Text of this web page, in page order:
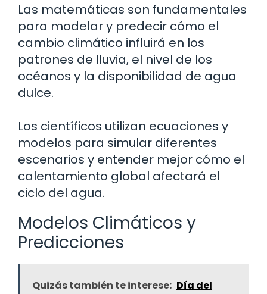
Las matemáticas son fundamentales
para modelar y predecir cómo el
cambio climático influirá en los
patrones de lluvia, el nivel de los
océanos y la disponibilidad de agua
dulce.
Los científicos utilizan ecuaciones y
modelos para simular diferentes
escenarios y entender mejor cómo el
calentamiento global afectará el
ciclo del agua.
Modelos Climáticos y
Predicciones
Quizás también te interese: Día del